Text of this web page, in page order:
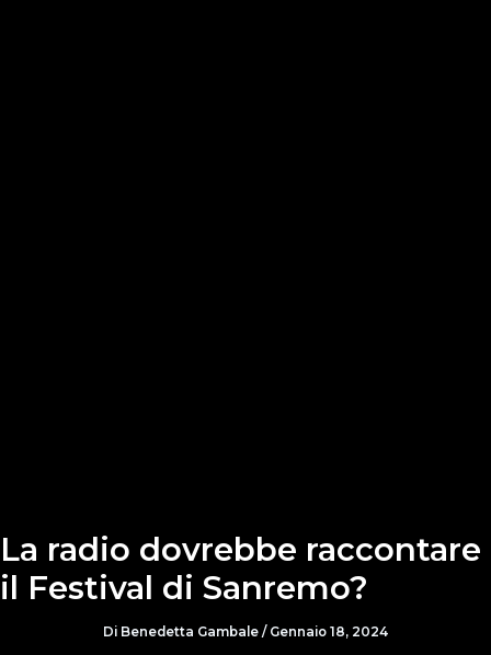
La radio dovrebbe raccontare
il Festival di Sanremo?
Di Benedetta Gambale / Gennaio 18, 2024